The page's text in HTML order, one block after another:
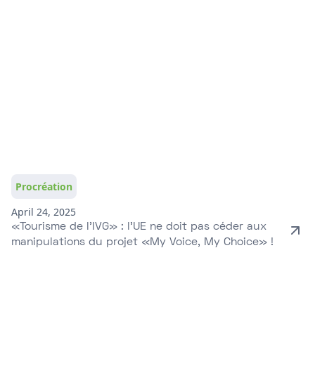
Procréation
April 24, 2025
«Tourisme de l’IVG» : l’UE ne doit pas céder aux
manipulations du projet «My Voice, My Choice» !